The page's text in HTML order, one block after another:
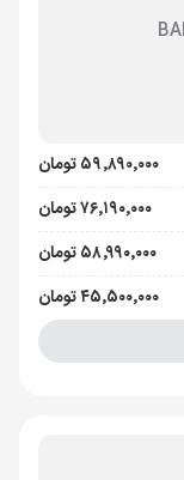
۵۹٬۸۹۰٬۰۰۰ تومان
۷۶٬۱۹۰٬۰۰۰ تومان
۵۸٬۹۹۰٬۰۰۰ تومان
۴۵٬۵۰۰٬۰۰۰ تومان